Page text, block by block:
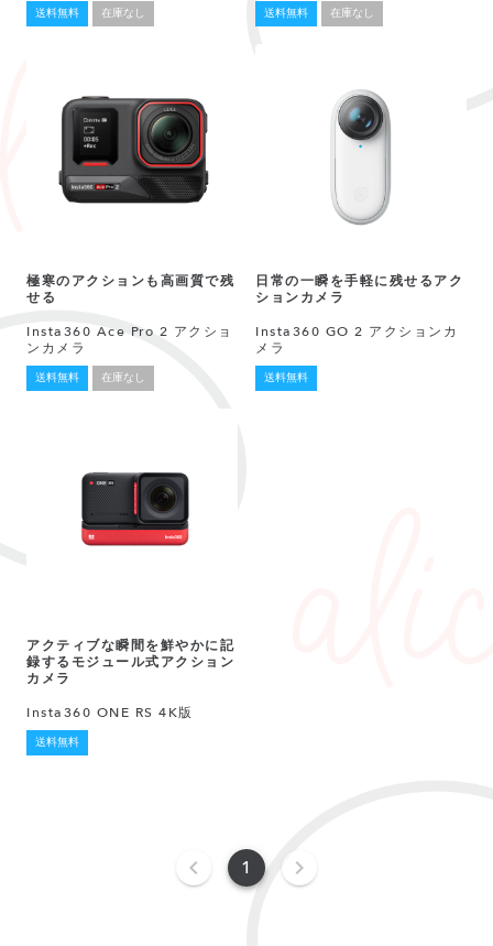
送料無料 在庫なし 送料無料 在庫なし
極寒のアクションも高画質で残
せる
Insta360 Ace Pro 2 アクショ
ンカメラ
送料無料 在庫なし
日常の一瞬を手軽に残せるアク
ションカメラ
Insta360 GO 2 アクションカ
メラ
送料無料
アクティブな瞬間を鮮やかに記
録するモジュール式アクション
カメラ
Insta360 ONE RS 4K版
送料無料
1